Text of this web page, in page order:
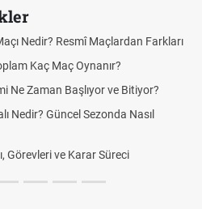
Farkları
Bitiyor?
Nasıl
Puan Durumunda
Skor Ne Demek?
Futbol Nasıl
Deplasman Golü
DGS Sonuçları